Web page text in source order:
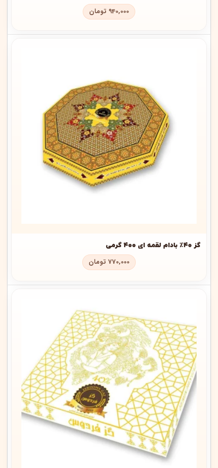
940,000 تومان
گز ۴۰٪ بادام لقمه ای ۴۰۰ گرمی
770,000 تومان